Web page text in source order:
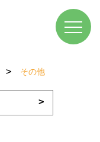
その他